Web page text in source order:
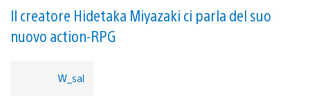
Il creatore Hidetaka Miyazaki ci parla del suo
nuovo action-RPG
W_sal